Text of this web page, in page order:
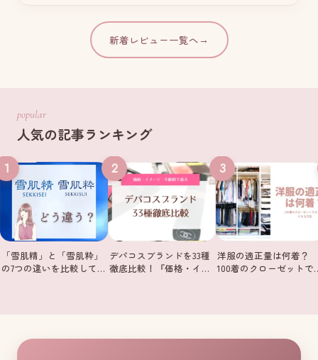
新着レビュー一覧へ →
popular
人気の記事ランキング
1
「雪肌精」と「雪肌粋」
の7つの違いを比較して…
2
デパコスブランドを33種
徹底比較！『価格・イ…
3
洋服の適正量は何着？
100着のクローゼット